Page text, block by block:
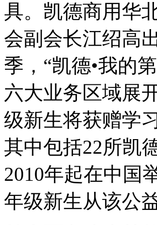
具。凯德商用华
会副会长江绍高
季，“凯德•我的
六大业务区域展
级新生将获赠学
其中包括22所凯
2010年起在中国
年级新生从该公